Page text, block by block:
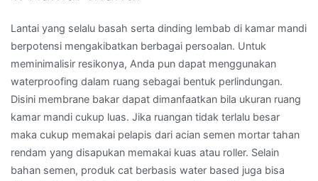
Lantai yang selalu basah serta dinding lembab di kamar mandi
berpotensi mengakibatkan berbagai persoalan. Untuk
meminimalisir resikonya, Anda pun dapat menggunakan
waterproofing dalam ruang sebagai bentuk perlindungan.
Disini membrane bakar dapat dimanfaatkan bila ukuran ruang
kamar mandi cukup luas. Jika ruangan tidak terlalu besar
maka cukup memakai pelapis dari acian semen mortar tahan
rendam yang disapukan memakai kuas atau roller. Selain
bahan semen, produk cat berbasis water based juga bisa